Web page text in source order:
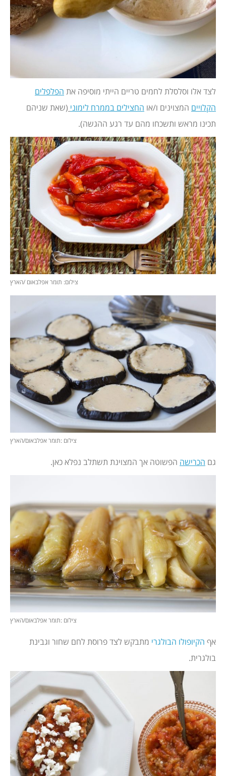
לצד אלו וסלסלת לחמים טריים הייתי מוסיפה את הפלפלים
הקלויים המצוינים ו/או החצילים בממרח לימוני (שאת שניהם
תכינו מראש ותשכחו מהם עד רגע ההגשה).
צילום: תומר אפלבאום /הארץ
צילום :תומר אפלבאום/הארץ
גם הכרישה הפשוטה אך המצוינת תשתלב נפלא כאן.
צילום :תומר אפלבאום/הארץ
אף הקיופולו הבולגרי מתבקש לצד פרוסת לחם שחור וגבינת
בולגרית.